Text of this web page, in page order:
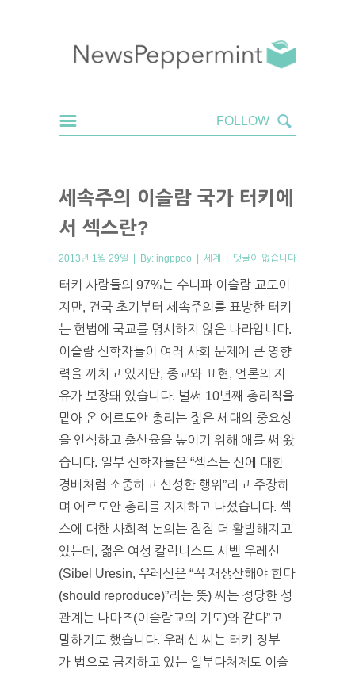
세속주의 이슬람 국가 터키에
서 섹스란?
2013년 1월 29일 | By: ingppoo | 세계 | 댓글이 없습니다
터키 사람들의 97%는 수니파 이슬람 교도이
지만, 건국 초기부터 세속주의를 표방한 터키
는 헌법에 국교를 명시하지 않은 나라입니다.
이슬람 신학자들이 여러 사회 문제에 큰 영향
력을 끼치고 있지만, 종교와 표현, 언론의 자
유가 보장돼 있습니다. 벌써 10년째 총리직을
맡아 온 에르도안 총리는 젊은 세대의 중요성
을 인식하고 출산율을 높이기 위해 애를 써 왔
습니다. 일부 신학자들은 “섹스는 신에 대한
경배처럼 소중하고 신성한 행위”라고 주장하
며 에르도안 총리를 지지하고 나섰습니다. 섹
스에 대한 사회적 논의는 점점 더 활발해지고
있는데, 젊은 여성 칼럼니스트 시벨 우레신
(Sibel Uresin, 우레신은 “꼭 재생산해야 한다
(should reproduce)”라는 뜻) 씨는 정당한 성
관계는 나마즈(이슬람교의 기도)와 같다”고
말하기도 했습니다. 우레신 씨는 터키 정부
가 법으로 금지하고 있는 일부다처제도 이슬